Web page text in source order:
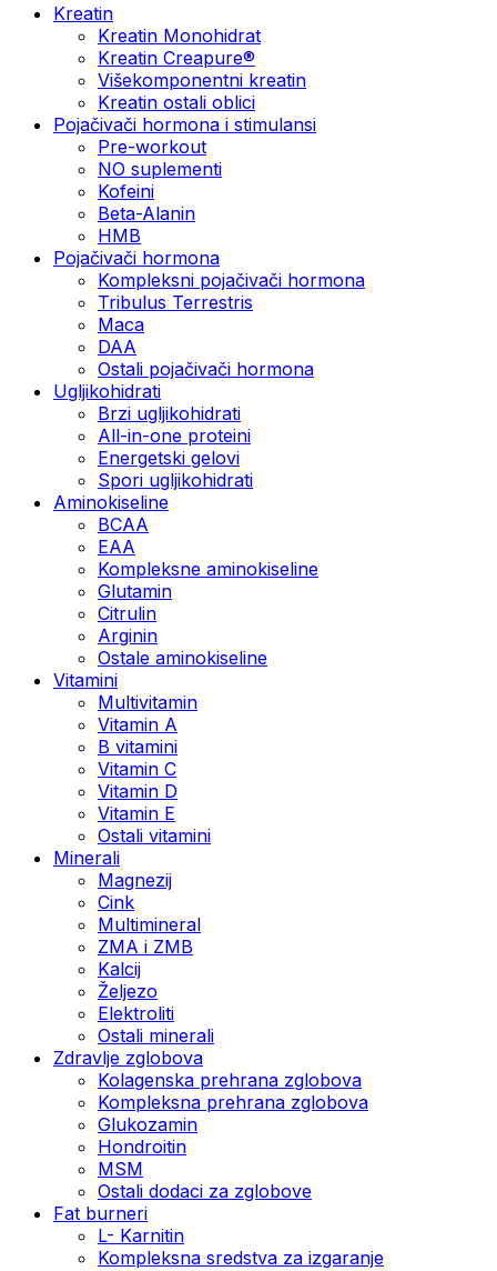
Kreatin
Kreatin Monohidrat
Kreatin Creapure®
Višekomponentni kreatin
Kreatin ostali oblici
Pojačivači hormona i stimulansi
Pre-workout
NO suplementi
Kofeini
Beta-Alanin
HMB
Pojačivači hormona
Kompleksni pojačivači hormona
Tribulus Terrestris
Maca
DAA
Ostali pojačivači hormona
Ugljikohidrati
Brzi ugljikohidrati
All-in-one proteini
Energetski gelovi
Spori ugljikohidrati
Aminokiseline
BCAA
EAA
Kompleksne aminokiseline
Glutamin
Citrulin
Arginin
Ostale aminokiseline
Vitamini
Multivitamin
Vitamin A
B vitamini
Vitamin C
Vitamin D
Vitamin E
Ostali vitamini
Minerali
Magnezij
Cink
Multimineral
ZMA i ZMB
Kalcij
Željezo
Elektroliti
Ostali minerali
Zdravlje zglobova
Kolagenska prehrana zglobova
Kompleksna prehrana zglobova
Glukozamin
Hondroitin
MSM
Ostali dodaci za zglobove
Fat burneri
L- Karnitin
Kompleksna sredstva za izgaranje